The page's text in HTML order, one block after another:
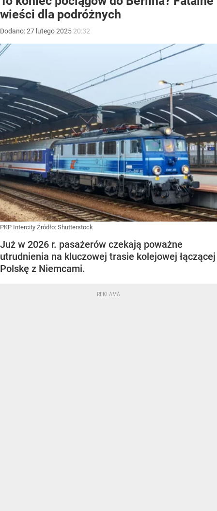
wieści dla podróżnych
Dodano:27 lutego2025 20:32
PKP Intercity Źródło: Shutterstock
Już w 2026 r. pasażerów czekają poważne
utrudnienia na kluczowej trasie kolejowej łączącej
Polskę z Niemcami.